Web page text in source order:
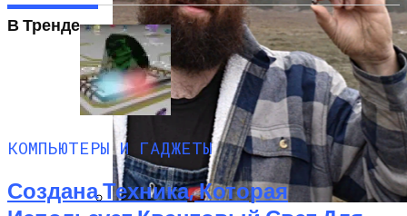
В Тренде
КОМПЬЮТЕРЫ И ГАДЖЕТЫ
Создана Техника, Которая